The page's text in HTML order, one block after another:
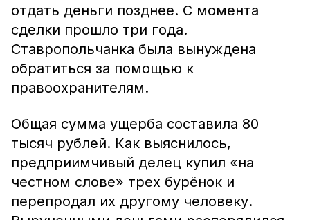
отдать деньги позднее. С момента
сделки прошло три года.
Ставропольчанка была вынуждена
обратиться за помощью к
правоохранителям.
Общая сумма ущерба составила 80
тысяч рублей. Как выяснилось,
предприимчивый делец купил «на
честном слове» трех бурёнок и
перепродал их другому человеку.